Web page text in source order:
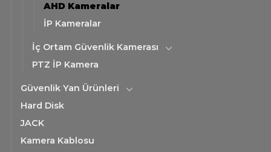
AHD Kameralar
İP Kameralar
İç Ortam Güvenlik Kamerası
PTZ İP Kamera
Güvenlik Yan Ürünleri
Hard Disk
JACK
Kamera Kablosu